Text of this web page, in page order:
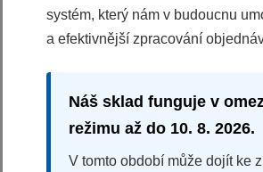
Ať už jste pravidelnými návštěvníky těchto
osobních údajů. Rádi bychom Vás však
Vašeho soukromí bude vždy naší prioritou,
osobních údajů se řídíme platnou právní
jiné o tom, jaké údaje o Vás máme, proč je
systém, který nám v budoucnu
a efektivnější zpracování
Náš sklad funguje v
režimu až do 10. 8. 2026.
V tomto období může dojít ke